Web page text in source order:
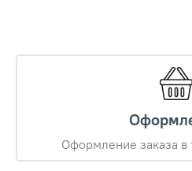
Оформление заказа в